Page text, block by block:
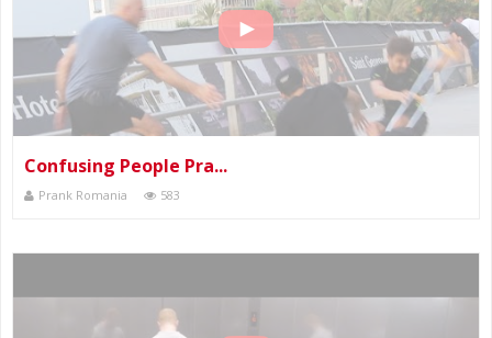
Confusing People Pra...
Prank Romania 583